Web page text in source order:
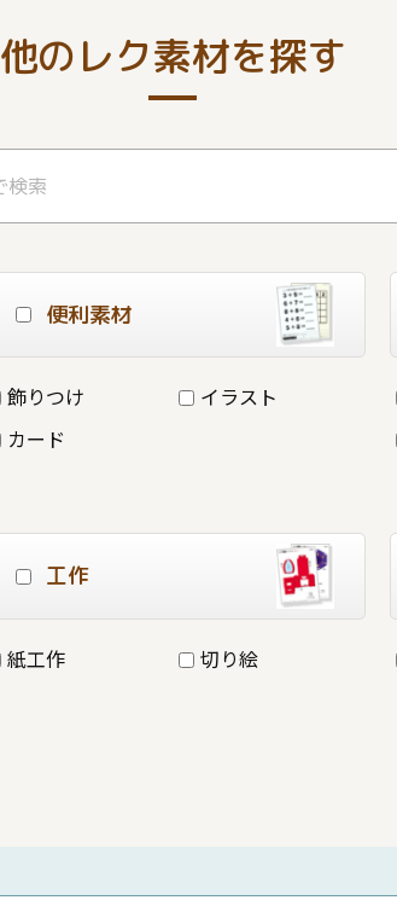
他のレク素材を探す
便利素材
飾りつけ
イラスト
カード
工作
紙工作 切り絵